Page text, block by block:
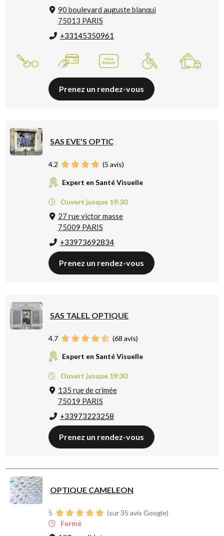
90 boulevard auguste blanqui
75013 PARIS
+33145350961
Prenez un rendez-vous
SAS EVE'S OPTIC
4.2 (5 avis)
Expert en Santé Visuelle
Ouvert jusque 19:30
27 rue victor masse
75009 PARIS
+33973692834
Prenez un rendez-vous
SAS TALEL OPTIQUE
4.7 (68 avis)
Expert en Santé Visuelle
Ouvert jusque 19:30
135 rue de crimée
75019 PARIS
+33973223258
Prenez un rendez-vous
OPTIQUE CAMELEON
5
(sur 35 avis Google)
Fermé